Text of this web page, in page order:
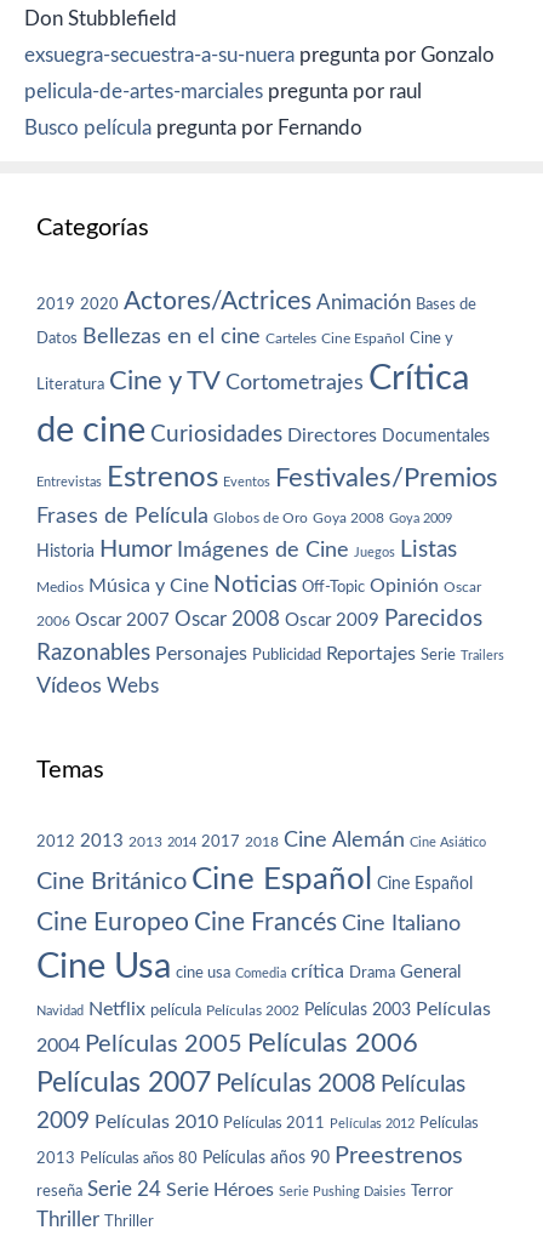
Don Stubblefield
exsuegra-secuestra-a-su-nuera pregunta por Gonzalo
pelicula-de-artes-marciales pregunta por raul
Busco película pregunta por Fernando
Categorías
2019 2020 Actores/Actrices Animación Bases de
Datos Bellezas en el cine Carteles Cine Español Cine y
Literatura Cine y TV Cortometrajes Crítica
de cine Curiosidades Directores Documentales
Entrevistas Estrenos Eventos Festivales/Premios
Frases de Película Globos de Oro Goya 2008 Goya 2009
Historia Humor Imágenes de Cine Juegos Listas
Medios Música y Cine Noticias Off-Topic Opinión Oscar
2006 Oscar 2007 Oscar 2008 Oscar 2009 Parecidos
Razonables Personajes Publicidad Reportajes Serie Trailers
Vídeos Webs
Temas
2012 2013 2013 2014 2017 2018 Cine Alemán Cine Asiático
Cine Británico Cine Español Cine Español
Cine Europeo Cine Francés Cine Italiano
Cine Usa cine usa Comedia crítica Drama General
Navidad Netflix película Películas 2002 Películas 2003 Películas
2004 Películas 2005 Películas 2006
Películas 2007 Películas 2008 Películas
2009 Películas 2010 Películas 2011 Películas 2012 Películas
2013 Películas años 80 Películas años 90 Preestrenos
reseña Serie 24 Serie Héroes Serie Pushing Daisies Terror
Thriller Thriller